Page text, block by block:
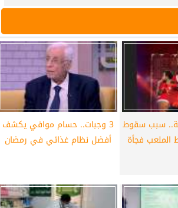
سبب سقوط
فجأة
3 وجبات.. حسام موافي يكشف
أفضل نظام غذائي في رمضان
الزمالك ينهي أزمة خوان بيزيرا.. واللاعب
يقترب من العودة إلى القاهرة